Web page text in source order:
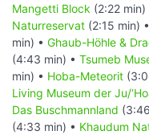
Mangetti Block (2:22 min)
Naturreservat (2:15 min) •
min) • Ghaub-Höhle &
(4:43 min) • Tsumeb
min) • Hoba-Meteorit
Living Museum der Ju/
Das Buschmannland
(4:33 min) • Khaudum